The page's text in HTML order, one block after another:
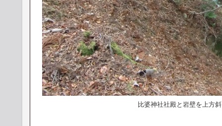
比婆神社社殿と岩壁を上方